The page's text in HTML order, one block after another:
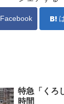
Facebook
特急「くろ
時間